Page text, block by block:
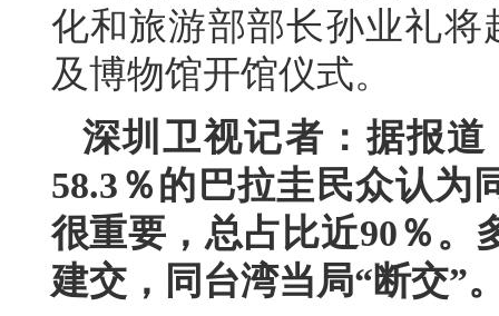
化和旅游部部长孙业礼将
及博物馆开馆仪式。
深圳卫视记者：据报
58.3％的巴拉圭民众认为
很重要，总占比近90％。
建交，同台湾当局“断交”